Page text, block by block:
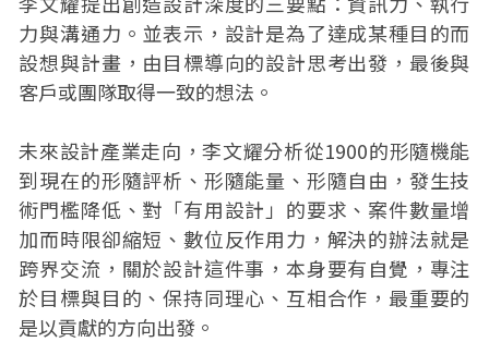
力與溝通力。並表示，設計是為了達成某種目的而
設想與計畫，由目標導向的設計思考出發，最後與
客戶或團隊取得一致的想法。
未來設計產業走向，李文耀分析從1900的形隨機能
到現在的形隨評析、形隨能量、形隨自由，發生技
術門檻降低、對「有用設計」的要求、案件數量增
加而時限卻縮短、數位反作用力，解決的辦法就是
跨界交流，關於設計這件事，本身要有自覺，專注
於目標與目的、保持同理心、互相合作，最重要的
是以貢獻的方向出發。